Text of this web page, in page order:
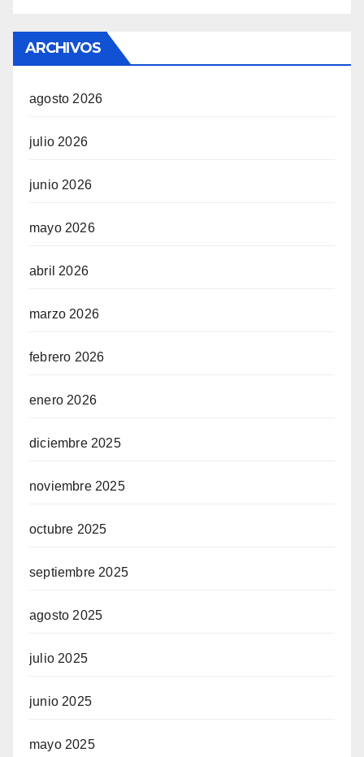
ARCHIVOS
agosto 2026
julio 2026
junio 2026
mayo 2026
abril 2026
marzo 2026
febrero 2026
enero 2026
diciembre 2025
noviembre 2025
octubre 2025
septiembre 2025
agosto 2025
julio 2025
junio 2025
mayo 2025